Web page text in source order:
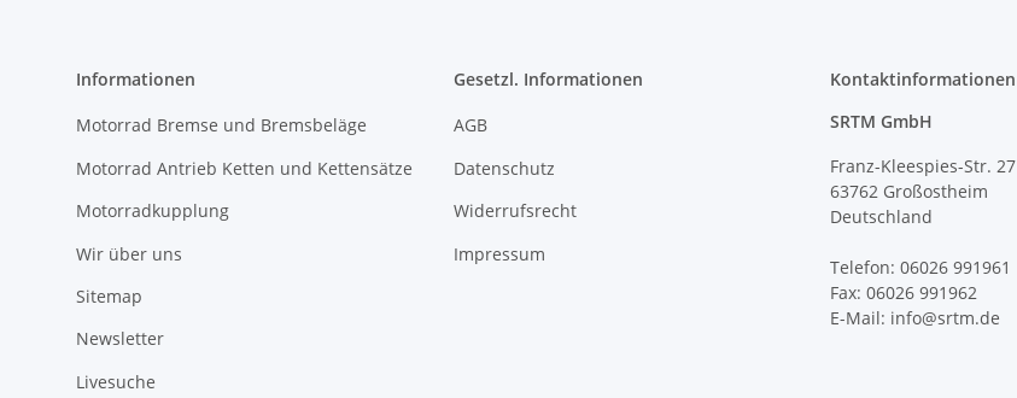
Informationen
Motorrad Bremse und Bremsbeläge
Motorrad Antrieb Ketten und Kettensätze
Motorradkupplung
Wir über uns
Sitemap
Newsletter
Livesuche
Gesetzl. Informationen
AGB
Datenschutz
Widerrufsrecht
Impressum
Kontaktinformationen
SRTM GmbH
Franz-Kleespies-Str. 27
63762 Großostheim
Deutschland
Telefon: 06026 991961
Fax: 06026 991962
E-Mail: info@srtm.de